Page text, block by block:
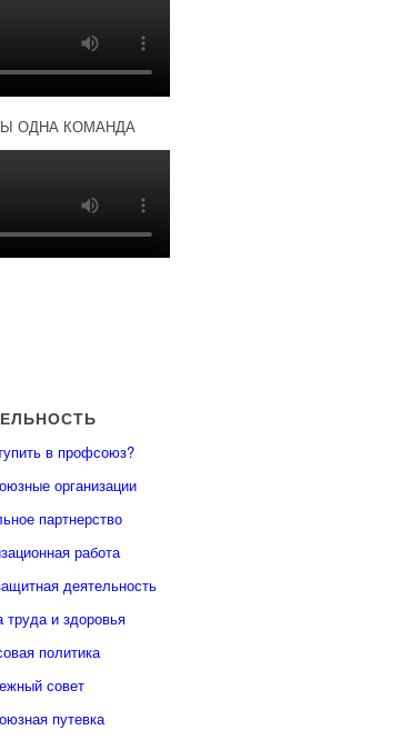
ОДНА КОМАНДА
в профсоюз?
организации
партнерство
работа
деятельность
труда и здоровья
политика
совет
путевка